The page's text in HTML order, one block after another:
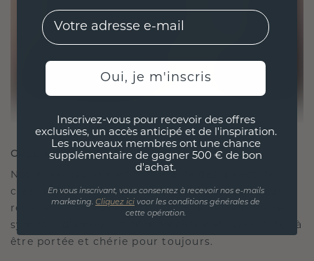
CRÉÉ POUR LA CONNEXION
Notre philosophie en matière de design est de
créer des liens, chaque pièce étant conçue pour
résister à l'épreuve du temps. Elle devient votre
symbole d'amour et de moments chéris, destinée à
être portée et chérie pour toujours.
EMail
Oui, je m'inscris
Inscrivez-vous pour recevoir des offres
exclusives, un accès anticipé et de l'inspiration.
Les nouveaux membres ont une chance
supplémentaire de gagner 500 € de bon
d'achat.
En vous inscrivant, vous consentez à recevoir nos e-mails
marketing. Cliquez ici voor les conditions générales de
cette opération.